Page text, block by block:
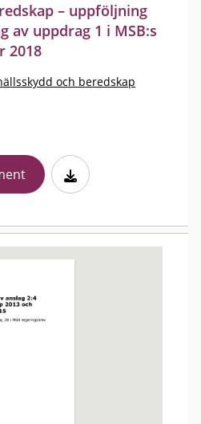
– uppföljning
av uppdrag 1 i MSB:s
2018
och beredskap